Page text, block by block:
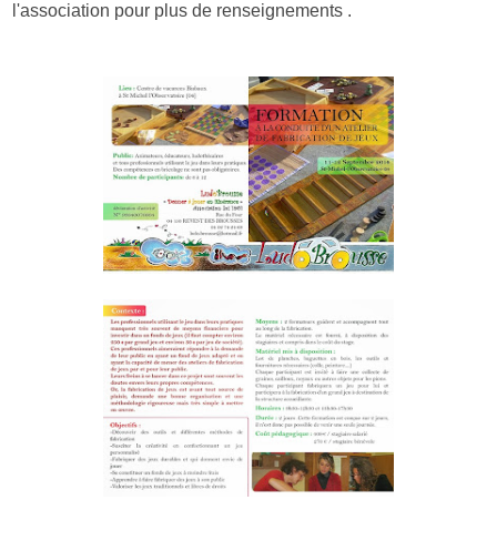
l'association pour plus de renseignements .